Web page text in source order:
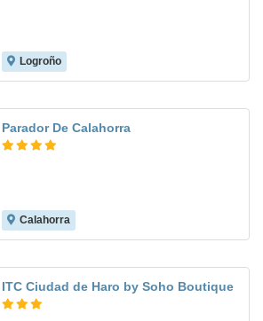
Logroño
Parador De Calahorra
Calahorra
ITC Ciudad de Haro by Soho Boutique